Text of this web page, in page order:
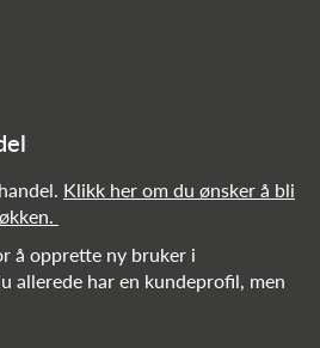
Klikk her om du ønsker å bli
å opprette ny bruker i
allerede har en kundeprofil, men